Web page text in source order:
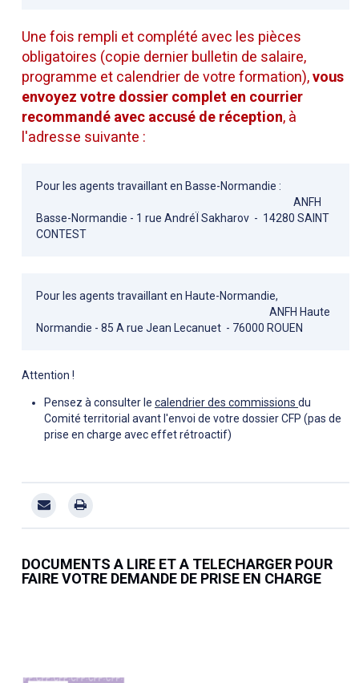
Une fois rempli et complété avec les pièces
obligatoires (copie dernier bulletin de salaire,
programme et calendrier de votre formation),vous
envoyez votre dossier complet en courrier
recommandé avec accusé de réception, à
l'adresse suivante :
Pour les agents travaillant en Basse-Normandie :
ANFH
Basse-Normandie - 1 rue AndréÏ Sakharov - 14280 SAINT
CONTEST
Pour les agents travaillant en Haute-Normandie,
ANFH Haute
Normandie - 85 A rue Jean Lecanuet - 76000 ROUEN
Attention !
Pensez à consulter le calendrier des commissions du
Comité territorial avant l'envoi de votre dossier CFP (pas de
prise en charge avec effet rétroactif)
DOCUMENTS A LIRE ET A TELECHARGER POUR
FAIRE VOTRE DEMANDE DE PRISE EN CHARGE